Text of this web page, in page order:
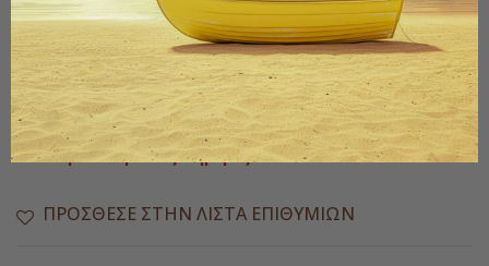
Ποσότητα
ΑΓΟΡΆ
Διαθέσιμο
Παράδοση 1 έως 3 ημέρες
ΠΡΌΣΘΕΣΕ ΣΤΗΝ ΛΊΣΤΑ ΕΠΙΘΥΜΙΏΝ